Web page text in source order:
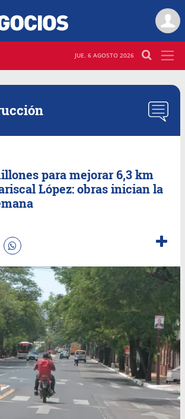
JUE. 6 AGOSTO 2026
para mejorar 6,3 km
López: obras inician la